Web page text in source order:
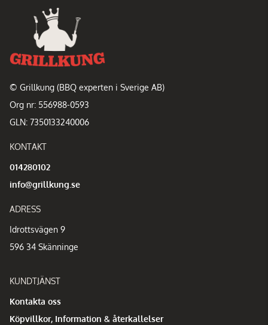
© Grillkung (BBQ experten i Sverige AB)
Org nr: 556988-0593
GLN: 7350133240006
KONTAKT
014280102
info@grillkung.se
ADRESS
Idrottsvägen 9
596 34 Skänninge
KUNDTJÄNST
Kontakta oss
Köpvillkor, Information & återkallelser